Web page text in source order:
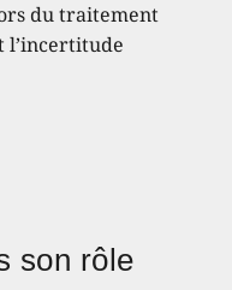
du traitement
l’incertitude
son rôle